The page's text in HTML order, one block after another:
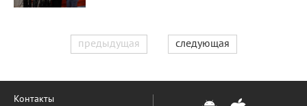
предыдущая следующая
Контакты